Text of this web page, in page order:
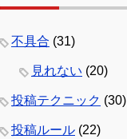
不具合 (31)
見れない (20)
投稿テクニック (30)
投稿ルール (22)